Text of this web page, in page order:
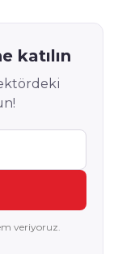
katılın
veriyoruz.